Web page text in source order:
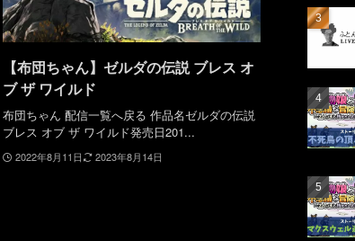
【布団ちゃん】ゼルダの伝説 ブレス オ
ブ ザ ワイルド
布団ちゃん 配信一覧へ戻る 作品名ゼルダの伝説
ブレス オブ ザ ワイルド発売日201...
2022年8月11日 2023年8月14日